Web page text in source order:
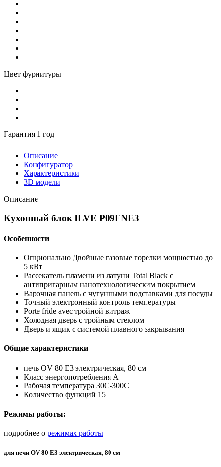
Цвет фурнитуры
Гарантия 1 год
Описание
Конфигуратор
Характеристики
3D модели
Описание
Кухонный блок ILVE P09FNE3
Особенности
Опционально Двойные газовые горелки мощностью до
5 кВт
Рассекатель пламени из латуни Total Black с
антипригарным нанотехнологическим покрытием
Варочная панель с чугунными подставками для посуды
Точный электронный контроль температуры
Porte fride avec тройной витраж
Холодная дверь с тройным стеклом
Дверь и ящик с системой плавного закрывания
Общие характеристики
печь OV 80 E3 электрическая, 80 см
Класс энергопотребления А+
Рабочая температура 30C-300C
Количество функций 15
Режимы работы:
подробнее о режимах работы
для печи OV 80 E3 электрическая, 80 см